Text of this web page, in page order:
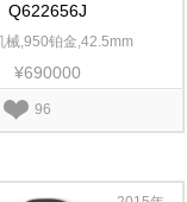
Q622656J
械,950铂金,42.5mm
¥690000
96